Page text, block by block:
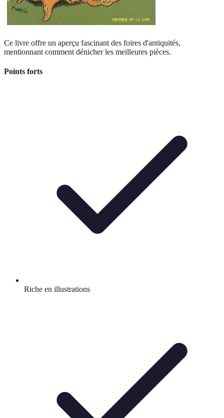
Ce livre offre un aperçu fascinant des foires d'antiquités,
mentionnant comment dénicher les meilleures pièces.
Points forts
Riche en illustrations